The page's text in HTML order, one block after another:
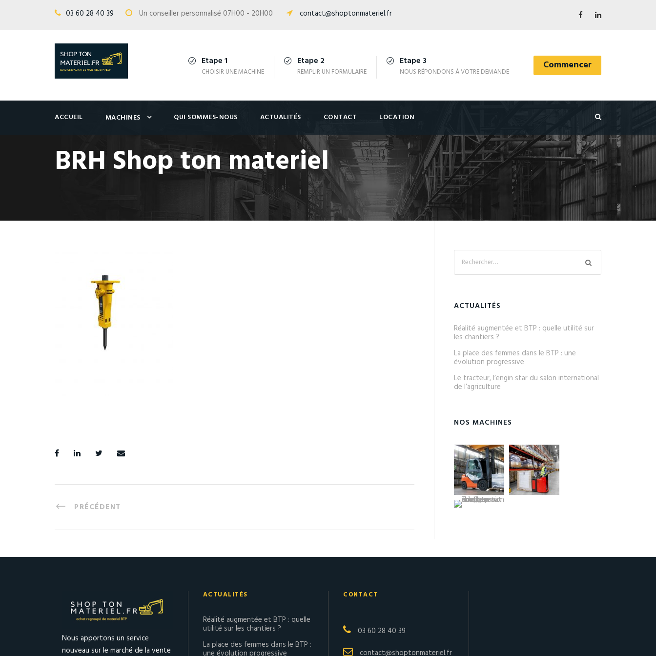
03 60 28 40 39 Un conseiller personnalisé 07H00 - 20H00 contact@shoptonmateriel.fr
Etape 1
CHOISIR UNE MACHINE
Etape 2
REMPLIR UN FORMULAIRE
Etape 3
NOUS RÉPONDONS À VOTRE DEMANDE Commencer
ACCUEIL MACHINES QUI SOMMES-NOUS ACTUALITÉS CONTACT LOCATION
BRH Shop ton materiel
PRÉCÉDENT
ACTUALITÉS
Réalité augmentée et BTP : quelle utilité sur
les chantiers ?
La place des femmes dans le BTP : une
évolution progressive
Le tracteur, l’engin star du salon international
de l’agriculture
NOS MACHINES
Nous apportons un service
nouveau sur le marché de la vente
ACTUALITÉS
Réalité augmentée et BTP : quelle
utilité sur les chantiers ?
La place des femmes dans le BTP :
une évolution progressive
CONTACT
03 60 28 40 39
contact@shoptonmateriel.fr